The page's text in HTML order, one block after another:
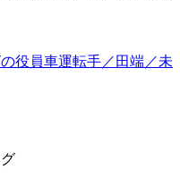
役員車運転手／田端／未